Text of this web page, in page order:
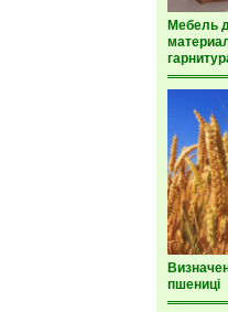
Мебель
пшениці